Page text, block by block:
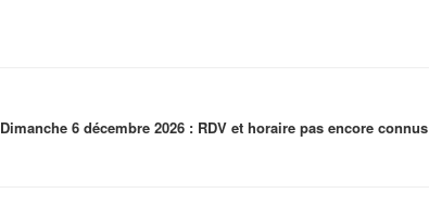
Dimanche 6 décembre 2026 : RDV et horaire pas encore connus